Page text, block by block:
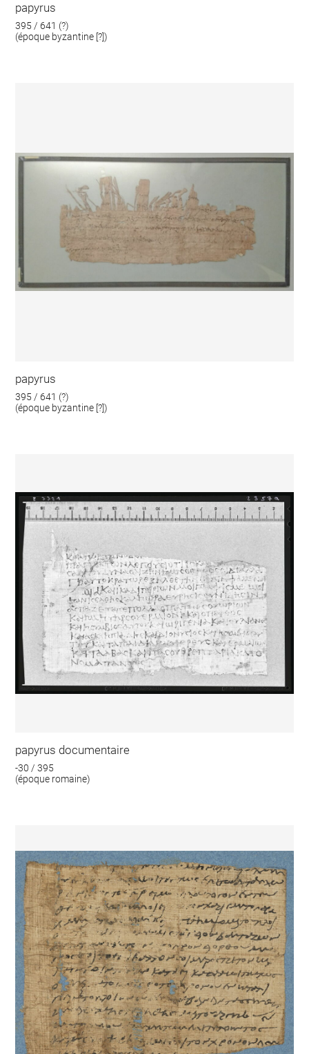
papyrus
395 / 641 (?)
(époque byzantine [?])
papyrus
395 / 641 (?)
(époque byzantine [?])
papyrus documentaire
-30 / 395
(époque romaine)